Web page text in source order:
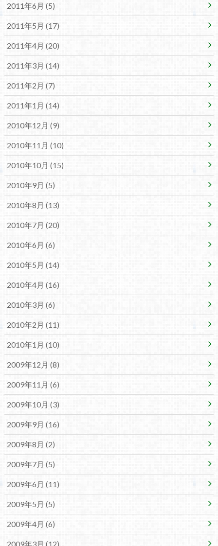
2011年6月 (5)
2011年5月 (17)
2011年4月 (20)
2011年3月 (14)
2011年2月 (7)
2011年1月 (14)
2010年12月 (9)
2010年11月 (10)
2010年10月 (15)
2010年9月 (5)
2010年8月 (13)
2010年7月 (20)
2010年6月 (6)
2010年5月 (14)
2010年4月 (16)
2010年3月 (6)
2010年2月 (11)
2010年1月 (10)
2009年12月 (8)
2009年11月 (6)
2009年10月 (3)
2009年9月 (16)
2009年8月 (2)
2009年7月 (5)
2009年6月 (11)
2009年5月 (5)
2009年4月 (6)
2009年3月 (12)